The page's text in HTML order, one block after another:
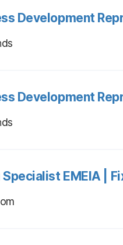
Development
Development
EMEIA |